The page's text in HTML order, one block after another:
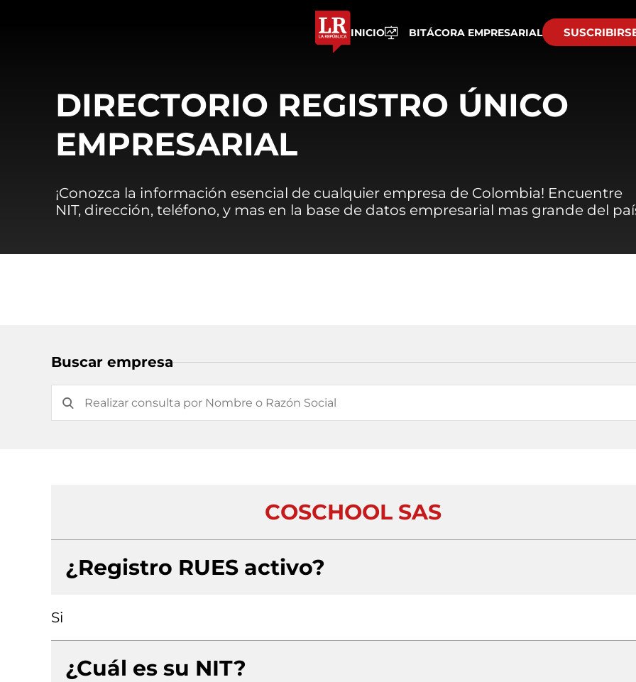
INICIO BITÁCORA EMPRESARIAL
DIRECTORIO REGISTRO ÚNICO
EMPRESARIAL
¡Conozca la información esencial de cualquier empresa de Colombia! Encuentre
NIT, dirección, teléfono, y mas en la base de datos empresarial mas grande del
Buscar empresa
COSCHOOL SAS
¿Registro RUES activo?
Si
¿Cuál es su NIT?